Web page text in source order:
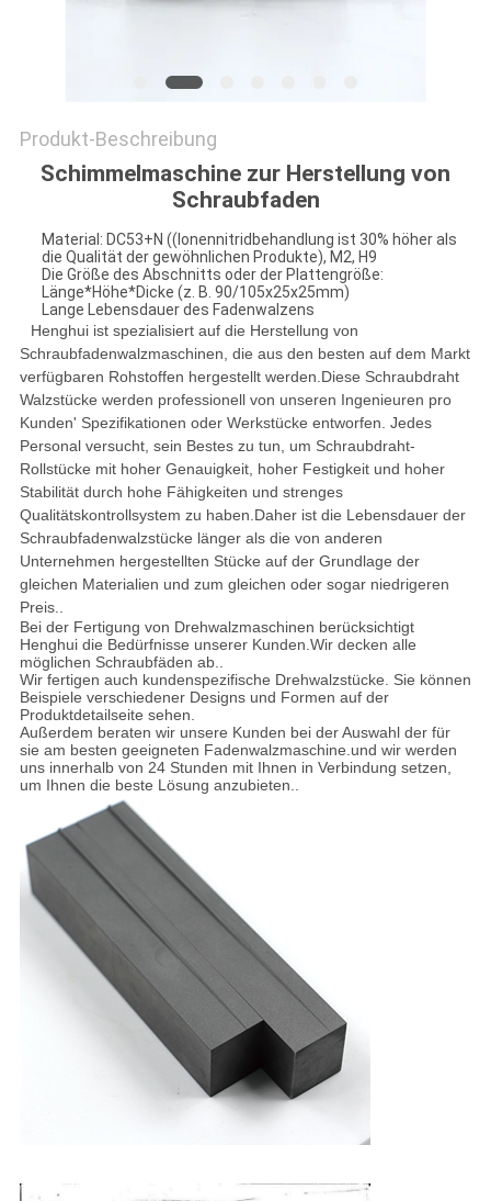
Produkt-Beschreibung
Schimmelmaschine zur Herstellung von
Schraubfaden
Material: DC53+N ((Ionennitridbehandlung ist 30% höher als
die Qualität der gewöhnlichen Produkte), M2, H9
Die Größe des Abschnitts oder der Plattengröße:
Länge*Höhe*Dicke (z. B. 90/105x25x25mm)
Lange Lebensdauer des Fadenwalzens
Henghui ist spezialisiert auf die Herstellung von
Schraubfadenwalzmaschinen, die aus den besten auf dem Markt
verfügbaren Rohstoffen hergestellt werden.Diese Schraubdraht
Walzstücke werden professionell von unseren Ingenieuren pro
Kunden' Spezifikationen oder Werkstücke entworfen. Jedes
Personal versucht, sein Bestes zu tun, um Schraubdraht-
Rollstücke mit hoher Genauigkeit, hoher Festigkeit und hoher
Stabilität durch hohe Fähigkeiten und strenges
Qualitätskontrollsystem zu haben.Daher ist die Lebensdauer der
Schraubfadenwalzstücke länger als die von anderen
Unternehmen hergestellten Stücke auf der Grundlage der
gleichen Materialien und zum gleichen oder sogar niedrigeren
Preis..
Bei der Fertigung von Drehwalzmaschinen berücksichtigt
Henghui die Bedürfnisse unserer Kunden.Wir decken alle
möglichen Schraubfäden ab..
Wir fertigen auch kundenspezifische Drehwalzstücke. Sie können
Beispiele verschiedener Designs und Formen auf der
Produktdetailseite sehen.
Außerdem beraten wir unsere Kunden bei der Auswahl der für
sie am besten geeigneten Fadenwalzmaschine.und wir werden
uns innerhalb von 24 Stunden mit Ihnen in Verbindung setzen,
um Ihnen die beste Lösung anzubieten..